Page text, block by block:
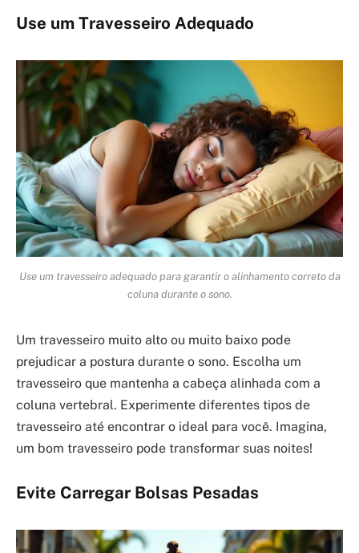
Use um Travesseiro Adequado
Use um travesseiro adequado para garantir o alinhamento correto da
coluna durante o sono.
Um travesseiro muito alto ou muito baixo pode
prejudicar a postura durante o sono. Escolha um
travesseiro que mantenha a cabeça alinhada com a
coluna vertebral. Experimente diferentes tipos de
travesseiro até encontrar o ideal para você. Imagina,
um bom travesseiro pode transformar suas noites!
Evite Carregar Bolsas Pesadas